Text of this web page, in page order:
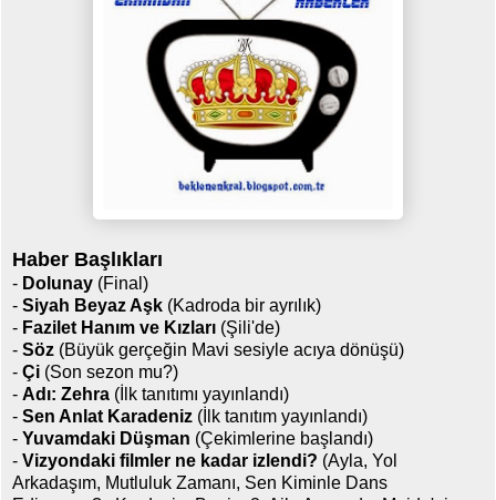
Haber Başlıkları
- Dolunay (Final)
- Siyah Beyaz Aşk (Kadroda bir ayrılık)
- Fazilet Hanım ve Kızları (Şili'de)
- Söz (Büyük gerçeğin Mavi sesiyle acıya dönüşü)
- Çi (Son sezon mu?)
- Adı: Zehra (İlk tanıtımı yayınlandı)
- Sen Anlat Karadeniz (İlk tanıtım yayınlandı)
- Yuvamdaki Düşman (Çekimlerine başlandı)
- Vizyondaki filmler ne kadar izlendi? (Ayla, Yol
Arkadaşım, Mutluluk Zamanı, Sen Kiminle Dans